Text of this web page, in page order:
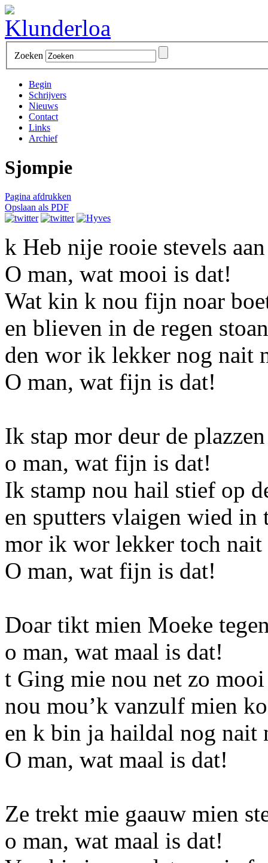
Zoeken
Begin
Schrijvers
Nieuws
Contact
Links
Archief
Sjompie
Pagina afdrukken
Opslaan als PDF
k Heb nije rooie stevels aan
O man, wat mooi is dat!
Wat kin k nou fijn noar
en blieven in de regen stoan
den wor ik lekker nog nait
O man, wat fijn is dat!
Ik stap mor deur de
o man, wat fijn is dat!
Ik stamp nou hail stief op
en sputters vlaigen wied in
mor ik wor lekker toch nait
O man, wat fijn is dat!
Doar tikt mien Moeke
o man, wat maal is dat!
t Ging mie nou net zo
nou mou’k vanzulf mien
en k bin ja haildal nog nait
O man, wat maal is dat!
Ze trekt mie gaauw mien
o man, wat maal is dat!